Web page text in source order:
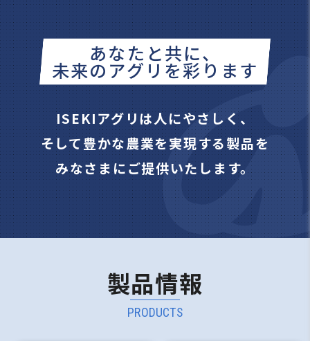
あなたと共に、
未来のアグリを彩ります
ISEKIアグリは人にやさしく、
そして豊かな農業を実現する製品を
みなさまにご提供いたします。
製品情報
PRODUCTS